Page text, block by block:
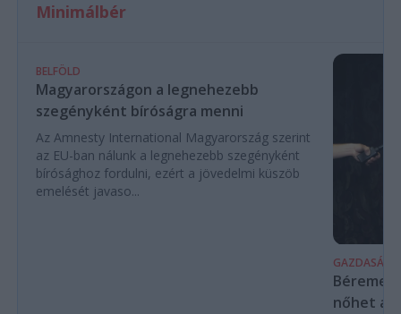
Minimálbér
BELFÖLD
Magyarországon a legnehezebb
szegényként bíróságra menni
Az Amnesty International Magyarország szerint
az EU-ban nálunk a legnehezebb szegényként
bírósághoz fordulni, ezért a jövedelmi küszöb
emelését javaso...
GAZDASÁG
nőhet a